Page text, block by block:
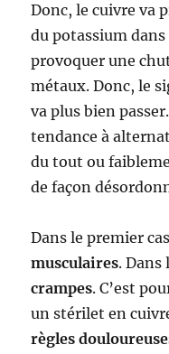
Donc, le cuivre va
du potassium
provoquer une
métaux. Donc, le
va plus bien
tendance à
du tout ou
de façon
Dans le premier
musculaires. Dans
crampes. C’est
un stérilet en
règles